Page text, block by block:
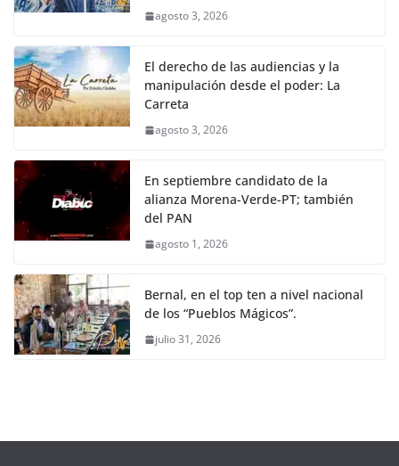
agosto 3, 2026
El derecho de las audiencias y la
manipulación desde el poder: La
Carreta
agosto 3, 2026
En septiembre candidato de la
alianza Morena-Verde-PT; también
del PAN
agosto 1, 2026
Bernal, en el top ten a nivel nacional
de los “Pueblos Mágicos”.
julio 31, 2026